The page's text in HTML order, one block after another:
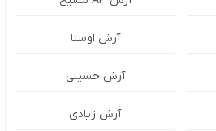
آرش اوستا
آرش حسینی
آرش زیادی